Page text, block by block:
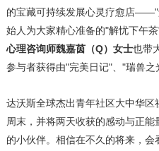
的宝藏可持续发展心灵疗愈店——"
始人为大家精心准备的"解忧下午茶
心理咨询师魏嘉茵（Q）女士也带
参与者获得由"完美日记"、"瑞兽之
达沃斯全球杰出青年社区大中华
周末，并将两天收获的感动与正
的小伙伴。相信在不久的将来，